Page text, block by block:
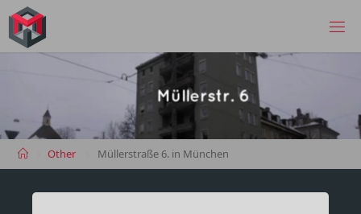
Skip
content
HomeOther Müllerstraße 6. in München